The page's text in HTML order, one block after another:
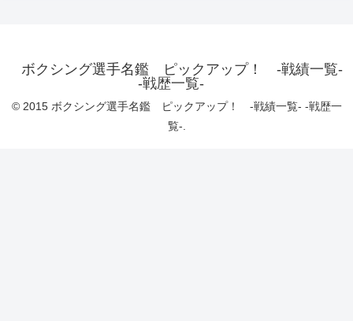
ボクシング選手名鑑 ピックアップ！ -戦績一覧-
-戦歴一覧-
© 2015 ボクシング選手名鑑 ピックアップ！ -戦績一覧- -戦歴一
覧-.